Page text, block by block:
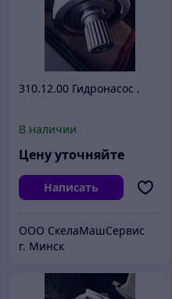
310.12.00 Гидронасос .
В наличии
Цену уточняйте
Написать
ООО СкелаМашСервис
г. Минск